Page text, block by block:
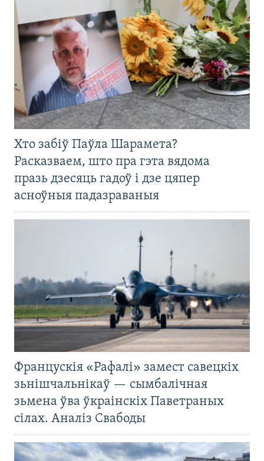
Хто забіў Паўла Шарамета?
Расказваем, што пра гэта вядома
празь дзесяць гадоў і дзе цяпер
асноўныя падазраваныя
Францускія «Рафалі» замест савецкіх
зьнішчальнікаў — сымбалічная
зьмена ўва ўкраінскіх Паветраных
сілах. Аналіз Свабоды